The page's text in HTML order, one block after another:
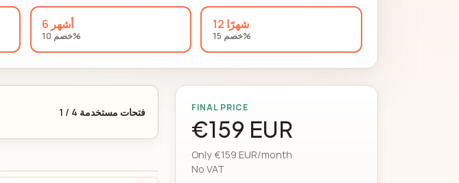
6 أشهر
خصم 10%
12 شهرًا
خصم 15%
1 / 4 فتحات مستخدمة FINAL PRICE
€159 EUR
Only €159 EUR/month
No VAT